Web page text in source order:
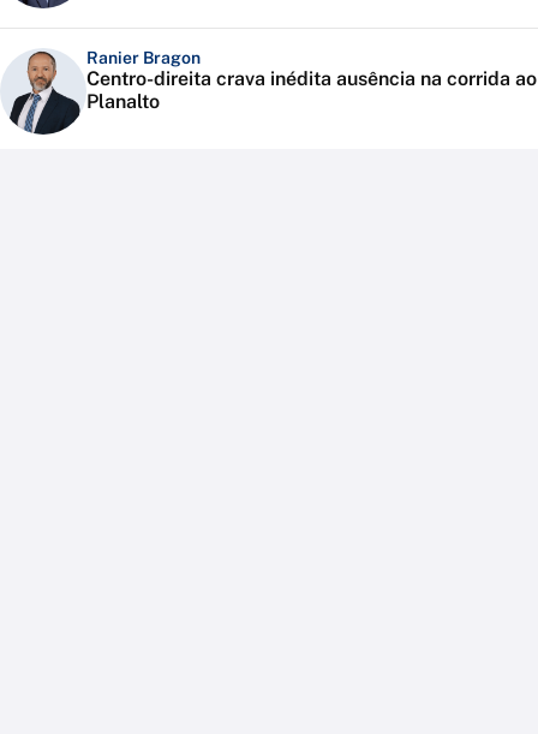
Ranier Bragon
Centro-direita crava inédita ausência na corrida ao
Planalto